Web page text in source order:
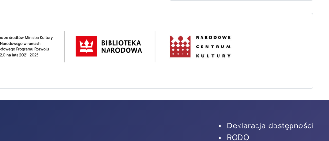
Deklaracja dostępności
RODO